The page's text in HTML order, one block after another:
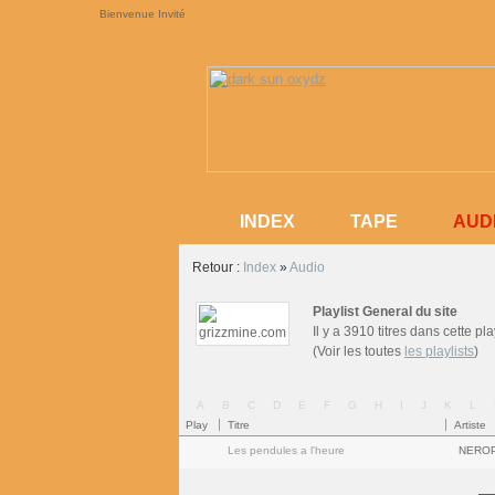
Bienvenue Invité
TAPE
INDEX
INDEX
Retour : Index » Audio
Playlist General du site
Il y a 3910 titres dans cette
(Voir les toutes les playlists)
A B C D E F G H I J K
Play
Titre Artiste
Les pendules a l'heure